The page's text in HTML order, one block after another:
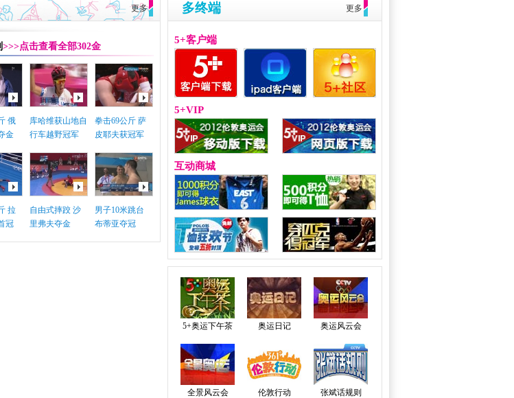
更多
>>>点击查看全部302金
俄
金
库哈维获山地自
行车越野冠军
拳击69公斤 萨
皮耶夫获冠军
拉
冠
自由式摔跤 沙
里弗夫夺金
男子10米跳台
布蒂亚夺冠
多终端 更多
5+客户端
5+VIP
互动商城
5+奥运下午茶 奥运日记 奥运风云会
全景风云会 伦敦行动 张斌话规则